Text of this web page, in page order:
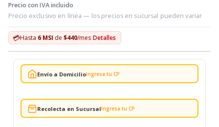
Precio con IVA incluido
Precio exclusivo en línea — los precios en sucursal pueden variar
💳Hasta 6 MSI de $440/mes Detalles
Envío a DomicilioIngresa tu CP
Recolecta en SucursalIngresa tu CP